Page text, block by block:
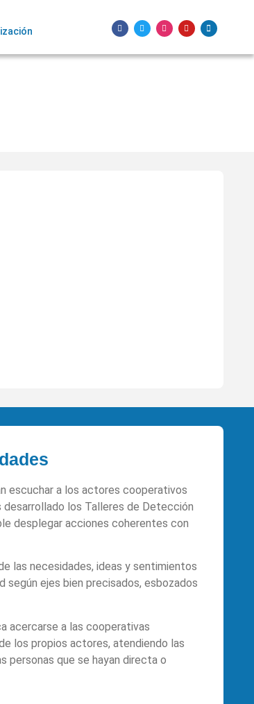
escuchar a los actores cooperativos
los Talleres de Detección
desplegar acciones coherentes con
las necesidades, ideas y sentimientos
ejes bien precisados, esbozados
acercarse a las cooperativas
los propios actores, atendiendo las
personas que se hayan directa o